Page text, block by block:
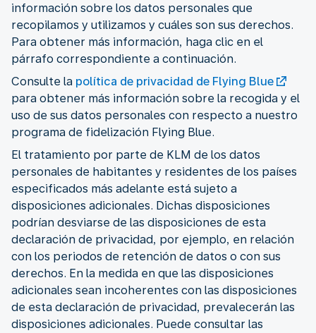
información sobre los datos personales que
recopilamos y utilizamos y cuáles son sus derechos.
Para obtener más información, haga clic en el
párrafo correspondiente a continuación.
Consulte la política de privacidad de Flying Blue
para obtener más información sobre la recogida y el
uso de sus datos personales con respecto a nuestro
programa de fidelización Flying Blue.
El tratamiento por parte de KLM de los datos
personales de habitantes y residentes de los países
especificados más adelante está sujeto a
disposiciones adicionales. Dichas disposiciones
podrían desviarse de las disposiciones de esta
declaración de privacidad, por ejemplo, en relación
con los periodos de retención de datos o con sus
derechos. En la medida en que las disposiciones
adicionales sean incoherentes con las disposiciones
de esta declaración de privacidad, prevalecerán las
disposiciones adicionales. Puede consultar las